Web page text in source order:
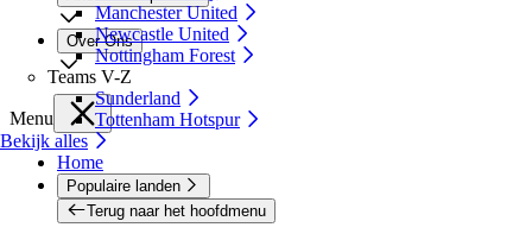
Manchester United
Newcastle United
Nottingham Forest
Teams V-Z
Sunderland
Tottenham Hotspur
Bekijk alles
Over Ons
Menu
Home
Populaire landen
Terug naar het hoofdmenu